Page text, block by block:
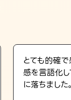
とても的確
感を言語化
に落ちました